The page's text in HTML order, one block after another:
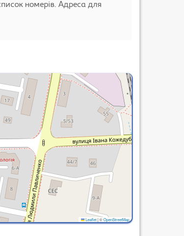
номерів. Адреса для
Leaflet|©OpenStreetMap